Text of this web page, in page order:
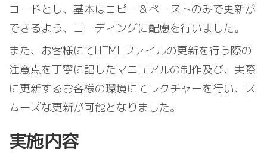
コードとし、基本はコピー＆ペーストのみで更新が
できるよう、コーディングに配慮を行いました。
また、お客様にてHTMLファイルの更新を行う際の
注意点を丁寧に記したマニュアルの制作及び、実際
に更新するお客様の環境にてレクチャーを行い、ス
ムーズな更新が可能となりました。
実施内容